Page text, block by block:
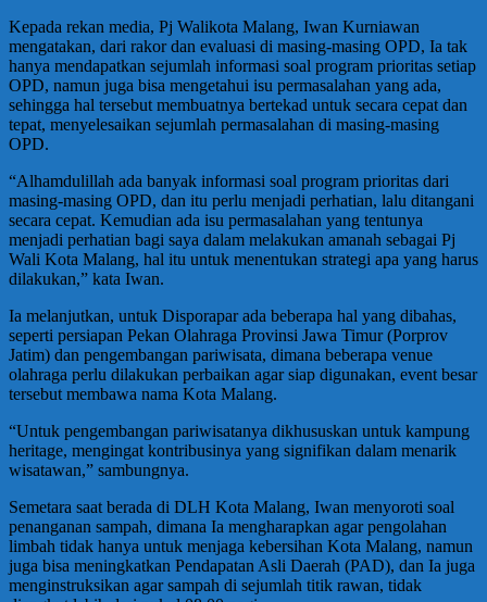
Kepada rekan media, Pj Walikota Malang, Iwan Kurniawan
mengatakan, dari rakor dan evaluasi di masing-masing OPD, Ia tak
hanya mendapatkan sejumlah informasi soal program prioritas setiap
OPD, namun juga bisa mengetahui isu permasalahan yang ada,
sehingga hal tersebut membuatnya bertekad untuk secara cepat dan
tepat, menyelesaikan sejumlah permasalahan di masing-masing
OPD.
“Alhamdulillah ada banyak informasi soal program prioritas dari
masing-masing OPD, dan itu perlu menjadi perhatian, lalu ditangani
secara cepat. Kemudian ada isu permasalahan yang tentunya
menjadi perhatian bagi saya dalam melakukan amanah sebagai Pj
Wali Kota Malang, hal itu untuk menentukan strategi apa yang harus
dilakukan,” kata Iwan.
Ia melanjutkan, untuk Disporapar ada beberapa hal yang dibahas,
seperti persiapan Pekan Olahraga Provinsi Jawa Timur (Porprov
Jatim) dan pengembangan pariwisata, dimana beberapa venue
olahraga perlu dilakukan perbaikan agar siap digunakan, event besar
tersebut membawa nama Kota Malang.
“Untuk pengembangan pariwisatanya dikhususkan untuk kampung
heritage, mengingat kontribusinya yang signifikan dalam menarik
wisatawan,” sambungnya.
Semetara saat berada di DLH Kota Malang, Iwan menyoroti soal
penanganan sampah, dimana Ia mengharapkan agar pengolahan
limbah tidak hanya untuk menjaga kebersihan Kota Malang, namun
juga bisa meningkatkan Pendapatan Asli Daerah (PAD), dan Ia juga
menginstruksikan agar sampah di sejumlah titik rawan, tidak